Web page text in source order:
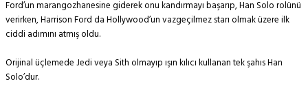
Ford’un marangozhanesine giderek onu kandırmayı başarıp, Han Solo rolünü
verirken, Harrison Ford da Hollywood’un vazgeçilmez starı olmak üzere ilk
ciddi adımını atmış oldu.
Orijinal üçlemede Jedi veya Sith olmayıp ışın kılıcı kullanan tek şahıs Han
Solo’dur.